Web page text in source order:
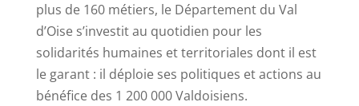
plus de 160 métiers, le Département du Val
d’Oise s’investit au quotidien pour les
solidarités humaines et territoriales dont il est
le garant : il déploie ses politiques et actions au
bénéfice des 1 200 000 Valdoisiens.